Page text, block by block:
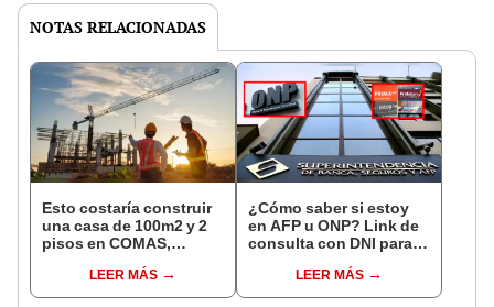
NOTAS RELACIONADAS
Esto costaría construir
una casa de 100m2 y 2
pisos en COMAS,
distritos de LIMA
NORTE
LEER MÁS
¿Cómo saber si estoy
en AFP u ONP? Link de
consulta con DNI para
pensiones estás
LEER MÁS